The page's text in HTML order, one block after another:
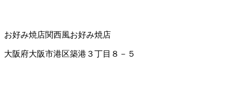
お好み焼店関西風お好み焼店
大阪府大阪市港区築港３丁目８－５